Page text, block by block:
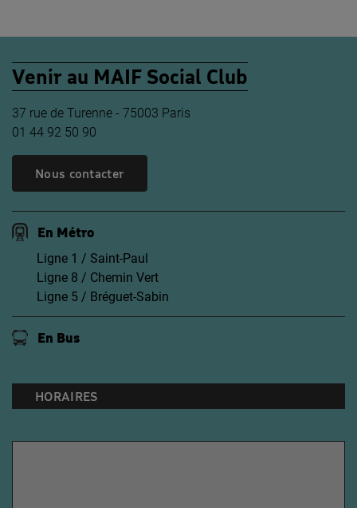
Venir au MAIF Social Club
37 rue de Turenne - 75003 Paris
01 44 92 50 90
Nous contacter
En Métro
Ligne 1 / Saint-Paul
Ligne 8 / Chemin Vert
Ligne 5 / Bréguet-Sabin
En Bus
HORAIRES